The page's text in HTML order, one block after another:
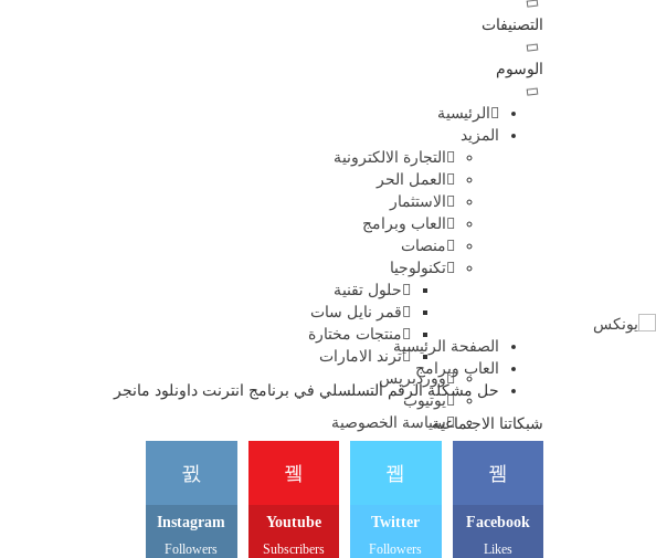
التصنيفات
الوسوم
الرئيسية
المزيد
التجارة الالكترونية
العمل الحر
الاستثمار
العاب وبرامج
منصات
تكنولوجيا
حلول تقنية
قمر نايل سات
منتجات مختارة
ترند الامارات
ووردبريس
يوتيوب
سياسة الخصوصية
الصفحة الرئيسية
العاب وبرامج
حل مشكلة الرقم التسلسلي في برنامج انترنت داونلود مانجر
شبكاتنا الاجتماعية
Facebook
Likes
Twitter
Followers
Youtube
Subscribers
Instagram
Followers